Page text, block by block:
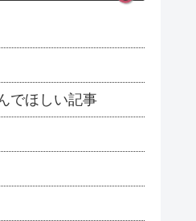
でほしい記事